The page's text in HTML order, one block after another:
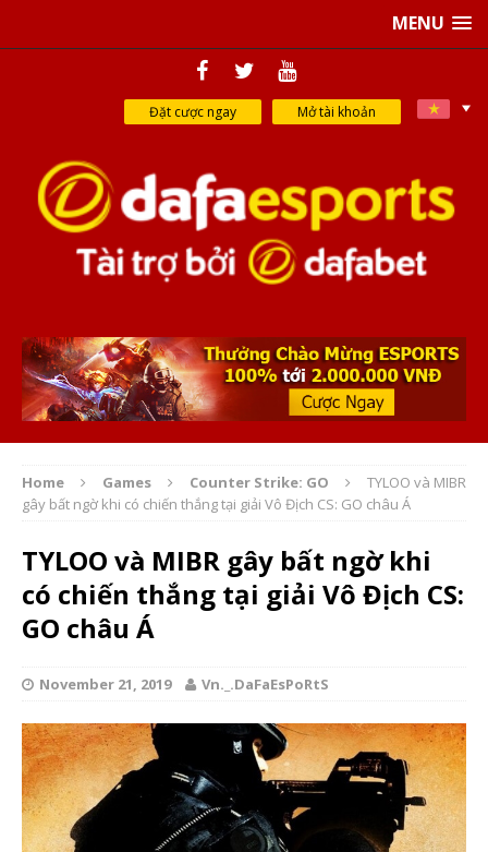
MENU
Đặt cược ngay Mở tài khoản
Home Games Counter Strike: GO
TYLOO và MIBR
gây bất ngờ khi có chiến thắng tại giải Vô Địch CS: GO châu Á
TYLOO và MIBR gây bất ngờ khi
có chiến thắng tại giải Vô Địch CS:
GO châu Á
November 21, 2019 Vn._.DaFaEsPoRtS